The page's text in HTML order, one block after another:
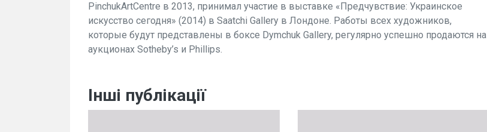
PinchukArtCentre в 2013, принимал участие в выставке «Предчувствие: Украинское
искусство сегодня» (2014) в Saatchi Gallery в Лондоне. Работы всех художников,
которые будут представлены в боксе Dymchuk Gallery, регулярно успешно продаются на
аукционах Sotheby’s и Phillips.
Інші публікації